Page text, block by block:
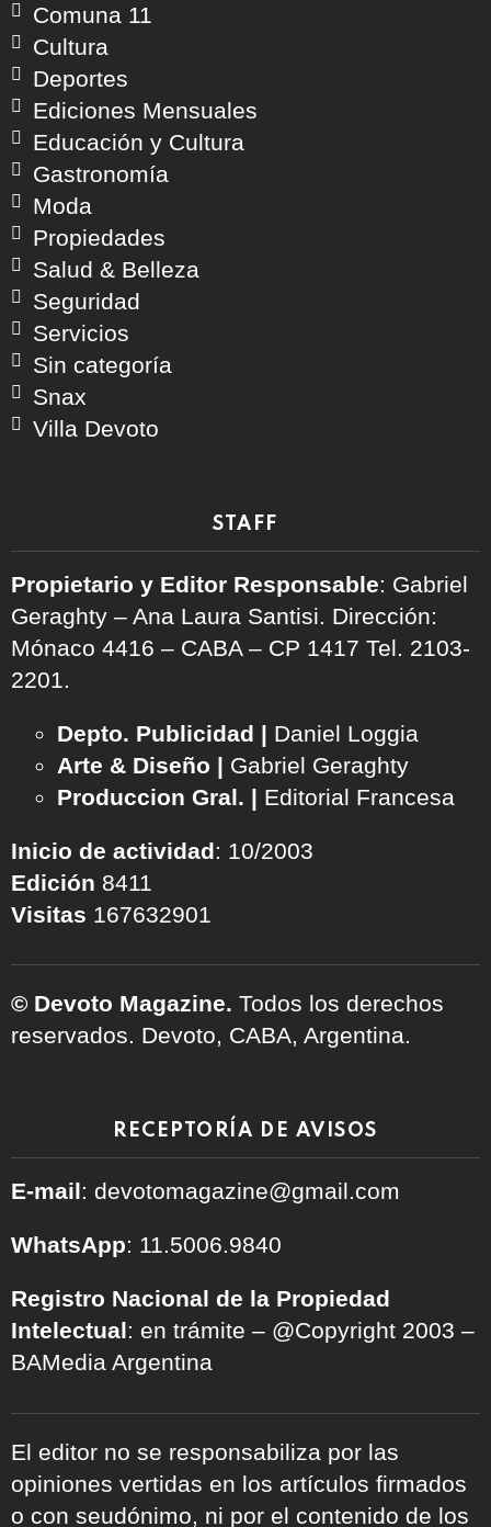
Comuna 11
Cultura
Deportes
Ediciones Mensuales
Educación y Cultura
Gastronomía
Moda
Propiedades
Salud & Belleza
Seguridad
Servicios
Sin categoría
Snax
Villa Devoto
STAFF
Propietario y Editor Responsable: Gabriel
Geraghty – Ana Laura Santisi. Dirección:
Mónaco 4416 – CABA – CP 1417 Tel. 2103-
2201.
Depto. Publicidad | Daniel Loggia
Arte & Diseño | Gabriel Geraghty
Produccion Gral. | Editorial Francesa
Inicio de actividad: 10/2003
Edición 8411
Visitas 167632901
© Devoto Magazine. Todos los derechos
reservados. Devoto, CABA, Argentina.
RECEPTORÍA DE AVISOS
E-mail: devotomagazine@gmail.com
WhatsApp: 11.5006.9840
Registro Nacional de la Propiedad
Intelectual: en trámite – @Copyright 2003 –
BAMedia Argentina
El editor no se responsabiliza por las
opiniones vertidas en los artículos firmados
o con seudónimo, ni por el contenido de los